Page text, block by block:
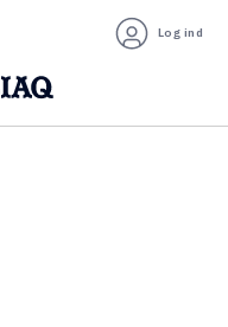
Log ind